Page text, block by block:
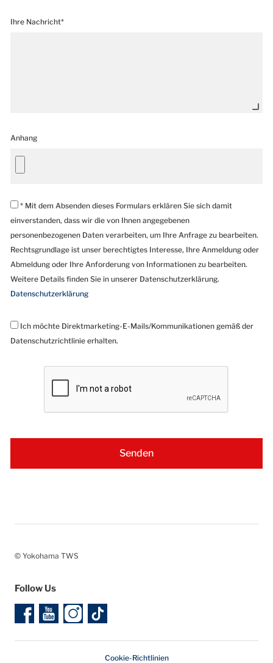
Ihre Nachricht*
Anhang
* Mit dem Absenden dieses Formulars erklären Sie sich damit
einverstanden, dass wir die von Ihnen angegebenen
personenbezogenen Daten verarbeiten, um Ihre Anfrage zu bearbeiten.
Rechtsgrundlage ist unser berechtigtes Interesse, Ihre Anmeldung oder
Abmeldung oder Ihre Anforderung von Informationen zu bearbeiten.
Weitere Details finden Sie in unserer Datenschutzerklärung.
Datenschutzerklärung
Ich möchte Direktmarketing-E-Mails/Kommunikationen gemäß der
Datenschutzrichtlinie erhalten.
© Yokohama TWS
Follow Us
Cookie-Richtlinien